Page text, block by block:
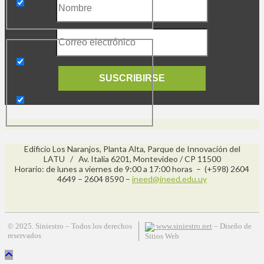
SUSCRIBIRSE
Edificio Los Naranjos, Planta Alta, Parque de Innovación del
LATU / Av. Italia 6201, Montevideo / CP 11500
Horario: de lunes a viernes de 9:00 a 17:00 horas – (+598) 2604
4649 – 2604 8590 – ineed@ineed.edu.uy
© 2025. Siniestro – Todos los derechos
reservados
www.siniestro.net – Diseño de
Sitios Web